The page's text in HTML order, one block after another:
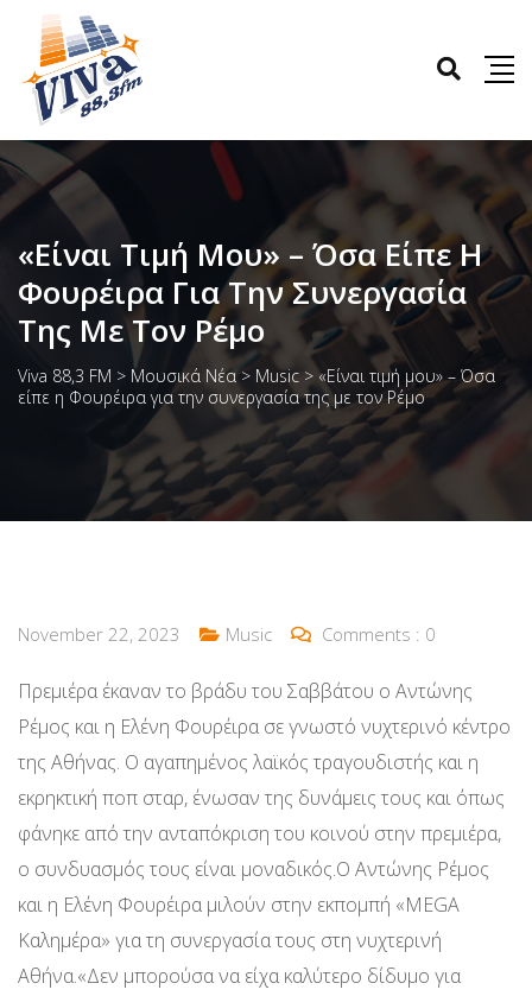
«Είναι Τιμή Μου» – Όσα Είπε Η
Φουρέιρα Για Την Συνεργασία
Της Με Τον Ρέμο
Viva 88,3 FM > Μουσικά Νέα > Music > «Είναι τιμή μου» – Όσα
είπε η Φουρέιρα για την συνεργασία της με τον Ρέμο
November 22, 2023 Music Comments : 0
Πρεμιέρα έκαναν το βράδυ του Σαββάτου ο Αντώνης
Ρέμος και η Ελένη Φουρέιρα σε γνωστό νυχτερινό κέντρο
της Αθήνας. Ο αγαπημένος λαϊκός τραγουδιστής και η
εκρηκτική ποπ σταρ, ένωσαν της δυνάμεις τους και όπως
φάνηκε από την ανταπόκριση του κοινού στην πρεμιέρα,
ο συνδυασμός τους είναι μοναδικός.Ο Αντώνης Ρέμος
και η Ελένη Φουρέιρα μιλούν στην εκπομπή «MEGA
Καλημέρα» για τη συνεργασία τους στη νυχτερινή
Αθήνα.«Δεν μπορούσα να είχα καλύτερο δίδυμο για